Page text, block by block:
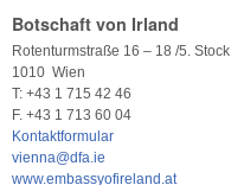
Botschaft von Irland
Rotenturmstraße 16 – 18 /5. Stock
1010 Wien
T: +43 1 715 42 46
F. +43 1 713 60 04
Kontaktformular
vienna@dfa.ie
www.embassyofireland.at